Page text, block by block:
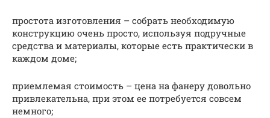
простота изготовления – собрать необходимую
конструкцию очень просто, используя подручные
средства и материалы, которые есть практически в
каждом доме;
приемлемая стоимость – цена на фанеру довольно
привлекательна, при этом ее потребуется совсем
немного;